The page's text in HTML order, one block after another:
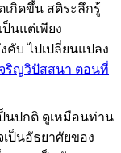
กิดขึ้น สติระลึกรู้
นแต่เพียง
คับ ไปเปลี่ยนแปลง
ริญวิปัสสนา ตอนที่
นปกติ ดูเหมือนท่าน
ป็นอัธยาศัยของ